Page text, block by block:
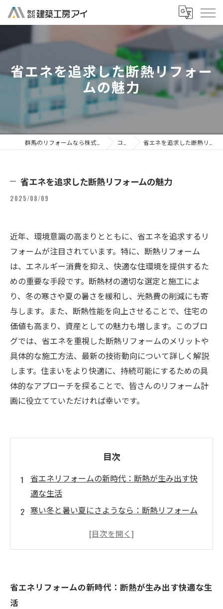
省エネを追求した断熱リフォー
ムの魅力
コラム 省エネを追求した断熱リフォームの魅力
省エネを追求した断熱リフォームの魅力
2025/08/09
近年、環境意識の高まりとともに、省エネを追求するリ
フォームが注目されています。特に、断熱リフォーム
は、エネルギー消費を抑え、快適な住環境を提供するた
めの重要な手段です。断熱材の適切な選定と施工によ
り、冬の寒さや夏の暑さを緩和し、光熱費の削減にも寄
与します。また、断熱性能を向上させることで、住宅の
価値も高まり、資産としての魅力も増します。このブロ
グでは、省エネを重視した断熱リフォームのメリットや
具体的な施工方法、最新の技術動向について詳しく解説
します。住まいをより快適に、持続可能にするための具
体的なアプローチを探ることで、皆さんのリフォーム計
画に役立てていただければ幸いです。
目次
省エネリフォームの新時代：断熱が生み出す快
適な生活
寒い冬と暑い夏にさようなら：断熱リフォーム
エネルギー消費を減らす！断熱材の選び方と施
とは
省エネリフォームの新時代：断熱が生み出す快適な生
活